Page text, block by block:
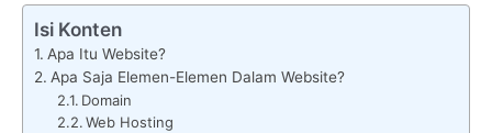
Isi Konten
Apa Itu Website?
Apa Saja Elemen-Elemen Dalam Website?
Domain
Web Hosting